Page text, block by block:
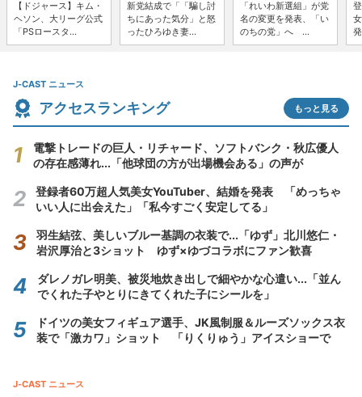
【ドジャース】キム・
ヘソン、大リーグ公式
「PSロースタ...
新党結成で「「騙し討
ちにあった気分」と怒
ったひろゆき妻...
「れいわ新選組」が党
名の変更を発表、「い
のちの党」へ ...
J-CAST ニュース
アクセスランキング もっと見る
電撃トレードの巨人・リチャード、ソフトバンク・秋広優人
の存在感薄れ...「他球団の方が出場機会ある」の声が
登録者60万超人気美女YouTuber、結婚を発表 「めっちゃ
いい人に出会えた」「私今すごく安定してる」
羽生結弦、美しいブルー基調の衣装で...「ゆず」北川悠仁・
岩沢厚治と3ショット ゆず×ゆづコラボにファン歓喜
ダレノガレ明美、被災地炊き出しで細やかな心遣い...「並ん
でくれた子やとりにきてくれた子にシールを」
ドイツの美女フィギュア選手、JK風制服＆ルーズソックス衣
装で「激カワ」ショット 「りくりゅう」アイスショーで
J-CAST ニュース